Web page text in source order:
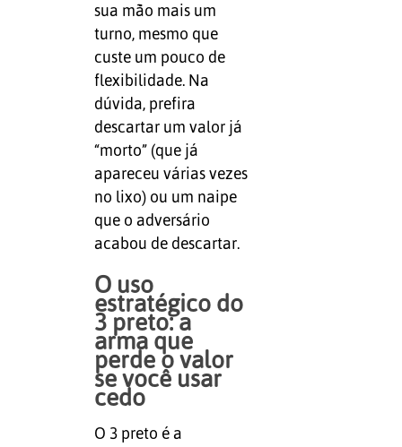
sua mão mais um
turno, mesmo que
custe um pouco de
flexibilidade. Na
dúvida, prefira
descartar um valor já
“morto” (que já
apareceu várias vezes
no lixo) ou um naipe
que o adversário
acabou de descartar.
O uso
estratégico do
3 preto: a
arma que
perde o valor
se você usar
cedo
O 3 preto é a